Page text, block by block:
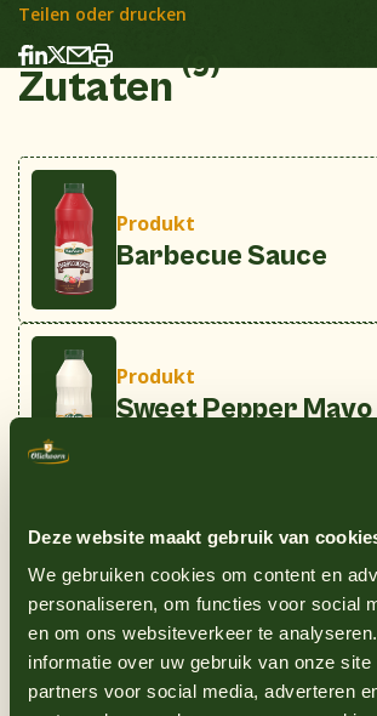
Deze website maakt gebruik van
We gebruiken cookies om content en
personaliseren, om functies voor social
en om ons websiteverkeer te
informatie over uw gebruik van onze site
partners voor social media, adverteren
Teilen oder drucken
Zutaten (9)
Produkt
Barbecue Sauce
Produkt
Sweet Pepper Mayo
4 brioche hotdogbroodjes
4 kwaliteitsworsten
4 Scheiben Cheddar
2 eetlepels Oliehoorn
2 eetlepels Oliehoorn Sweet
1 kleine wortel, fijn geraspt
½ rode ui, flinterdun gesneden
2 eetlepels knapperige uitjes